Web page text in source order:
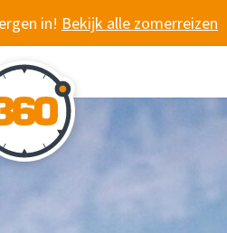
in! Bekijk alle zomerreizen